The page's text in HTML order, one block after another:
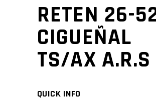
RETEN 26-
CIGUEÑAL
TS/AX A.R.S
QUICK INFO